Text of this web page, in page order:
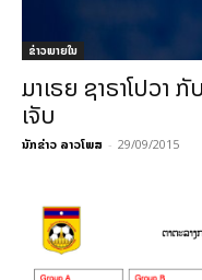
ຂ່າວພາຍ​ໃນ
ມາເຣຍ ຊາຣາໂປວາ
ເຈັບ
ນັກຂ່າວ ລາວໂພສ - 29/09/2015